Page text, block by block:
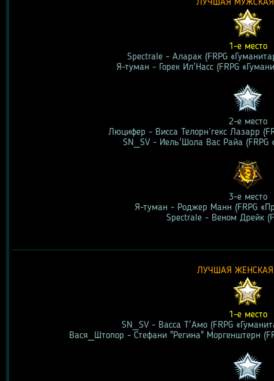
ЛУЧШАЯ
1-е место
Spectrale - Аларак (FRPG
Я-туман - Горек Ил'Насс (FRPG
2-е место
Люцифер - Висса Телорн’гекс Лазарр
SN_SV - Иель'Шола Вас Райа (FRPG
3-е место
Я-туман - Роджер Манн (FRPG
Spectrale - Веном Дрейк
ЛУЧШАЯ
1-е место
SN_SV - Васса Т'Амо (FRPG
Вася_Штопор - Стефани "Регина" Моргенштерн